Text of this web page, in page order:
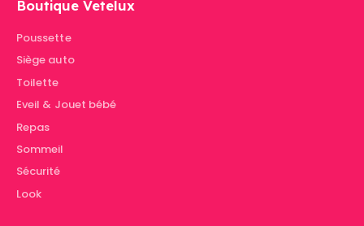
Boutique Vetelux
Poussette
Siège auto
Toilette
Eveil & Jouet bébé
Repas
Sommeil
Sécurité
Look